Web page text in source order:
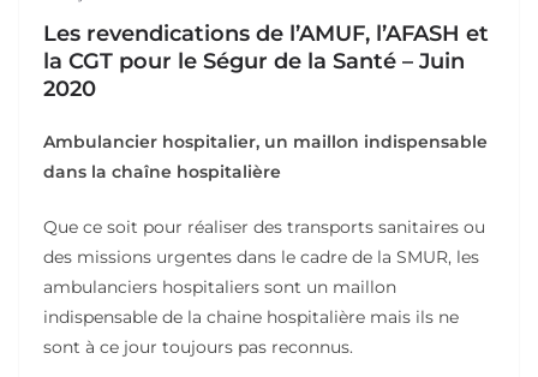
Les revendications de l’AMUF, l’AFASH et
la CGT pour le Ségur de la Santé – Juin
2020
Ambulancier hospitalier, un maillon indispensable
dans la chaîne hospitalière
Que ce soit pour réaliser des transports sanitaires ou
des missions urgentes dans le cadre de la SMUR, les
ambulanciers hospitaliers sont un maillon
indispensable de la chaine hospitalière mais ils ne
sont à ce jour toujours pas reconnus.